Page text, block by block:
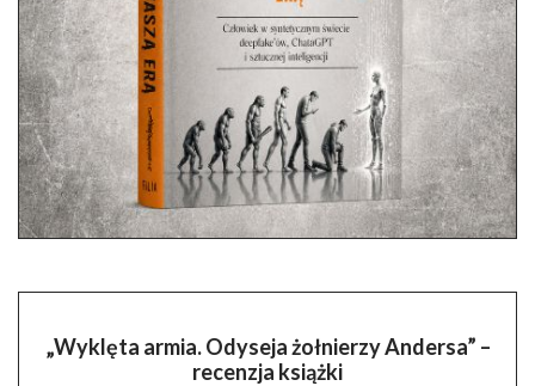
„Wyklęta armia. Odyseja żołnierzy Andersa” –
recenzja książki